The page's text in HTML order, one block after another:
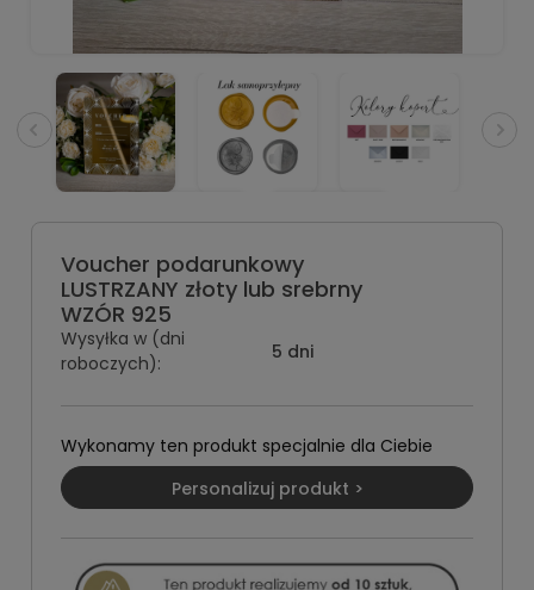
Voucher podarunkowy
LUSTRZANY złoty lub srebrny
WZÓR 925
Wysyłka w (dni
roboczych):
5 dni
Wykonamy ten produkt specjalnie dla Ciebie
Personalizuj produkt >